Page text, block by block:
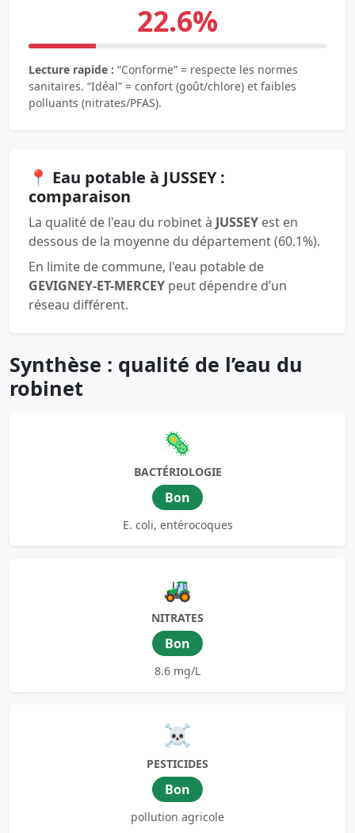
22.6%
Lecture rapide : “Conforme” = respecte les normes
sanitaires. “Idéal” = confort (goût/chlore) et faibles
polluants (nitrates/PFAS).
📍 Eau potable à JUSSEY :
comparaison
La qualité de l'eau du robinet à JUSSEY est en
dessous de la moyenne du département (60.1%).
En limite de commune, l'eau potable de
GEVIGNEY-ET-MERCEY peut dépendre d’un
réseau différent.
Synthèse : qualité de l’eau du
robinet
🦠
BACTÉRIOLOGIE
Bon
E. coli, entérocoques
🚜
NITRATES
Bon
8.6 mg/L
☠️
PESTICIDES
Bon
pollution agricole